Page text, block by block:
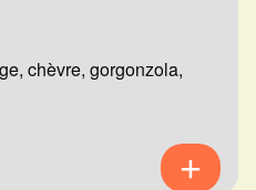
chèvre, gorgonzola,